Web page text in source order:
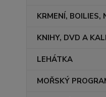
KRMENÍ, BOILIES,
KNIHY, DVD A
LEHÁTKA
MOŘSKÝ